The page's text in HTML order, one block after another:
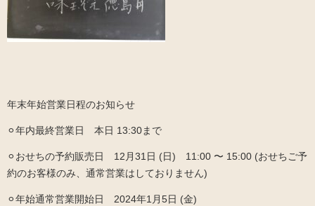
年末年始営業日程のお知らせ
⚪︎年内最終営業日 本日 13:30まで
⚪︎おせちの予約販売日 12月31日 (日) 11:00 〜 15:00 (おせちご予
約のお客様のみ、通常営業はしておりません)
⚪︎年始通常営業開始日 2024年1月5日 (金)